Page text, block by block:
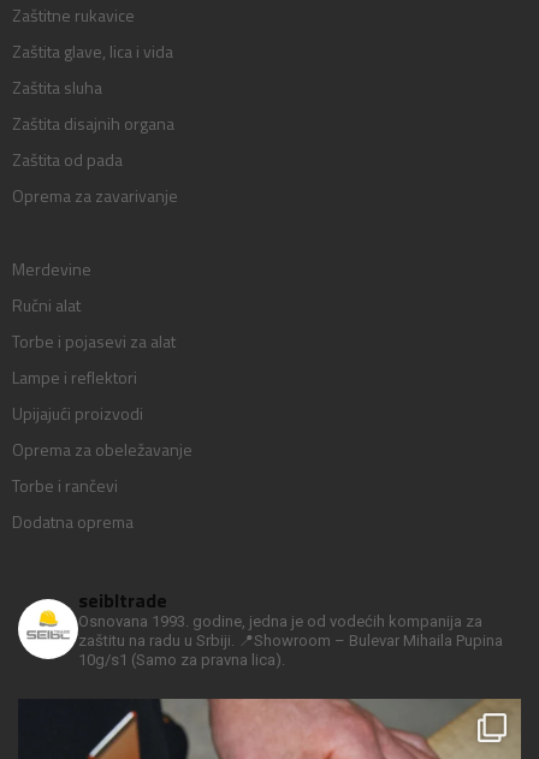
Zaštitne rukavice
Zaštita glave, lica i vida
Zaštita sluha
Zaštita disajnih organa
Zaštita od pada
Oprema za zavarivanje
Merdevine
Ručni alat
Torbe i pojasevi za alat
Lampe i reflektori
Upijajući proizvodi
Oprema za obeležavanje
Torbe i rančevi
Dodatna oprema
seibltrade
Osnovana 1993. godine, jedna je od vodećih kompanija za
zaštitu na radu u Srbiji.
📍Showroom – Bulevar Mihaila Pupina
10g/s1 (Samo za pravna lica).